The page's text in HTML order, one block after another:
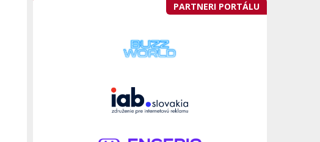
PARTNERI PORTÁLU